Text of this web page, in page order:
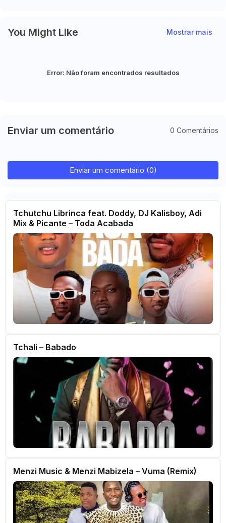
You Might Like Mostrar mais
Error: Não foram encontrados resultados
Enviar um comentário 0 Comentários
Enviar um comentário (0)
Tchutchu Librinca feat. Doddy, DJ Kalisboy, Adi
Mix & Picante – Toda Acabada
Tchali – Babado
Menzi Music & Menzi Mabizela – Vuma (Remix)